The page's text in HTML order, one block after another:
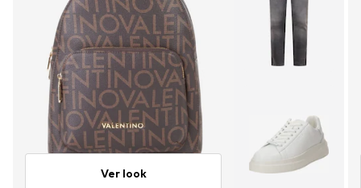
Ver look